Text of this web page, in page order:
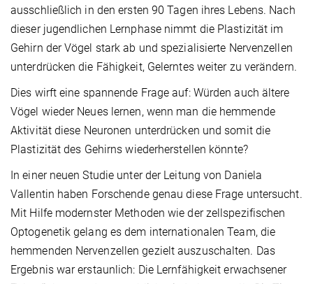
ausschließlich in den ersten 90 Tagen ihres Lebens. Nach
dieser jugendlichen Lernphase nimmt die Plastizität im
Gehirn der Vögel stark ab und spezialisierte Nervenzellen
unterdrücken die Fähigkeit, Gelerntes weiter zu verändern.
Dies wirft eine spannende Frage auf: Würden auch ältere
Vögel wieder Neues lernen, wenn man die hemmende
Aktivität diese Neuronen unterdrücken und somit die
Plastizität des Gehirns wiederherstellen könnte?
In einer neuen Studie unter der Leitung von Daniela
Vallentin haben Forschende genau diese Frage untersucht.
Mit Hilfe modernster Methoden wie der zellspezifischen
Optogenetik gelang es dem internationalen Team, die
hemmenden Nervenzellen gezielt auszuschalten. Das
Ergebnis war erstaunlich: Die Lernfähigkeit erwachsener